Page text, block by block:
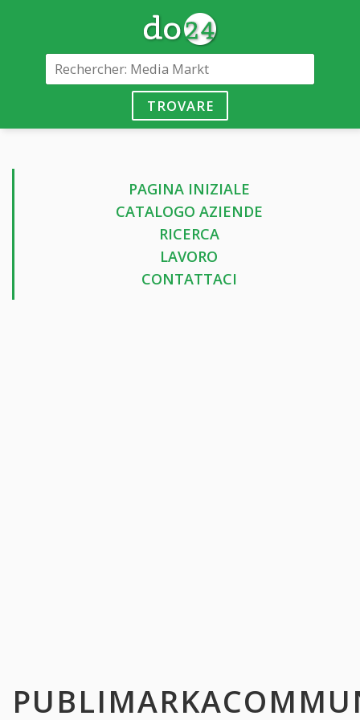
TROVARE
PAGINA INIZIALE
CATALOGO AZIENDE
RICERCA
LAVORO
CONTATTACI